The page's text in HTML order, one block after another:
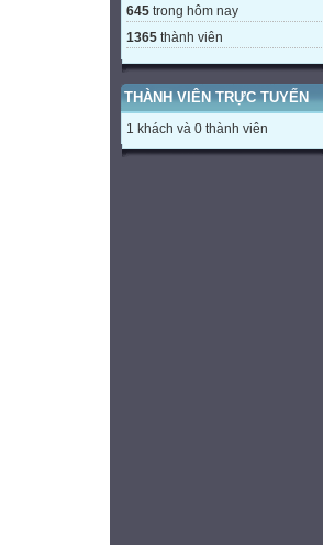
645 trong hôm nay
1365 thành viên
THÀNH VIÊN TRỰC TUYẾN
1 khách và 0 thành viên